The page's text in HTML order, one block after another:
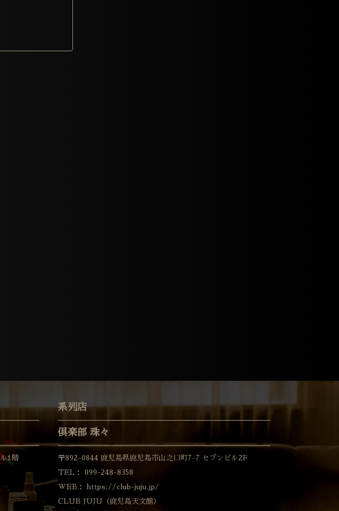
1階
系列店
倶楽部 珠々
〒892-0844 鹿児島県鹿児島市山之口町7-7 セブンビル2F
TEL：
099-248-8358
WEB：
https://club-juju.jp/
CLUB JUJU（鹿児島天文館）